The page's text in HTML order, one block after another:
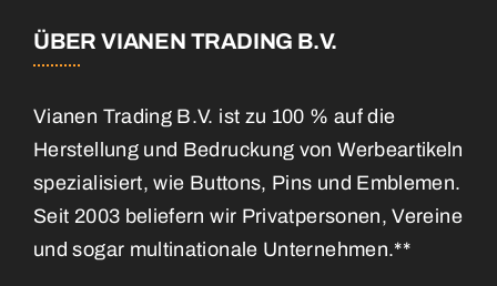
ÜBER VIANEN TRADING B.V.
Vianen Trading B.V. ist zu 100 % auf die
Herstellung und Bedruckung von Werbeartikeln
spezialisiert, wie Buttons, Pins und Emblemen.
Seit 2003 beliefern wir Privatpersonen, Vereine
und sogar multinationale Unternehmen.**